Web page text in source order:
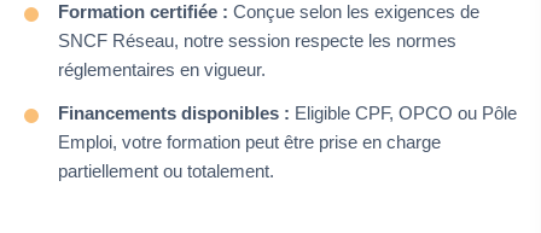
Formation certifiée : Conçue selon les exigences de
SNCF Réseau, notre session respecte les normes
réglementaires en vigueur.
Financements disponibles : Eligible CPF, OPCO ou Pôle
Emploi, votre formation peut être prise en charge
partiellement ou totalement.